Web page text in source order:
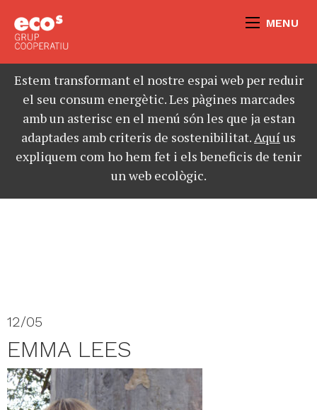
MENU
Estem transformant el nostre espai web per reduir
el seu consum energètic. Les pàgines marcades
amb un asterisc en el menú són les que ja estan
adaptades amb criteris de sostenibilitat.Aquíus
expliquem com ho hem fet i els beneficis de tenir
un web ecològic.
12/05
EMMA LEES